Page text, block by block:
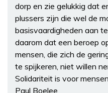
dorp en zie gelukkig dat
plussers zijn die wel de
basisvaardigheden aan
daarom dat een beroep
mensen, die zich de
te spijkeren, niet willen
Solidariteit is voor
Paul Boelee